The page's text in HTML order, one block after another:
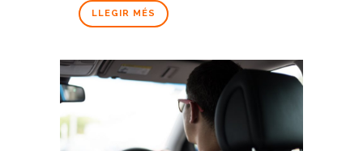
LLEGIR MÉS